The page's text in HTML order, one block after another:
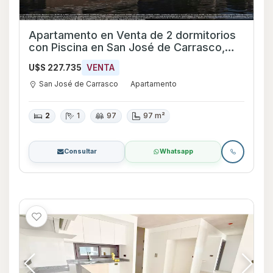
Apartamento en Venta de 2 dormitorios
con Piscina en San José de Carrasco,
Canelones
U$S 227.735 VENTA
San José de Carrasco Apartamento
2 1 97 97 m²
Consultar Whatsapp